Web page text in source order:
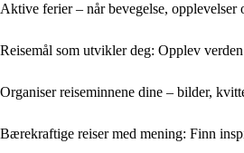
Aktive ferier – når bevegelse, opplevelser
Reisemål som utvikler deg: Opplev
Organiser reiseminnene dine – bilder,
Bærekraftige reiser med mening: Finn